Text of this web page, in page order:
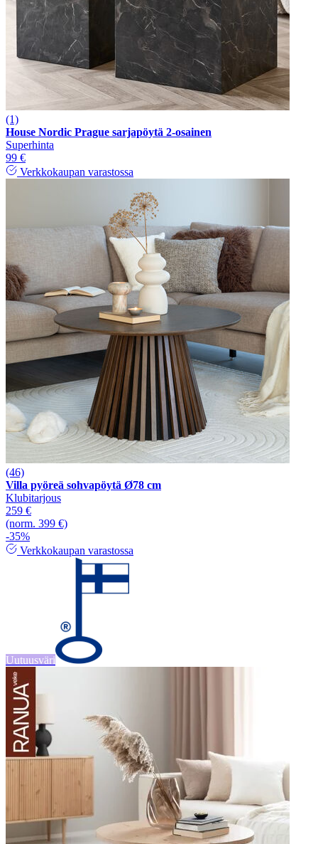
(1)
House Nordic Prague sarjapöytä 2-osainen
Superhinta
99 €
Verkkokaupan varastossa
(46)
Villa pyöreä sohvapöytä Ø78 cm
Klubitarjous
259 €
(norm. 399 €)
-35%
Verkkokaupan varastossa
Uutuusväri